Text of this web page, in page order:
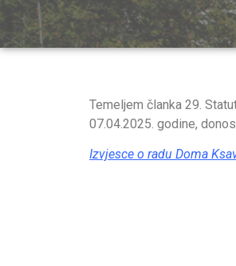
Temeljem članka 29.
07.04.2025. godine,
Izvjesce o radu Doma